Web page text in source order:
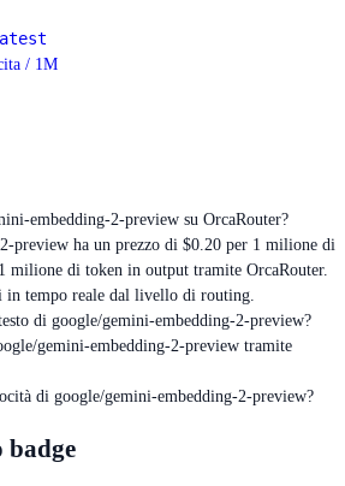
/ 1M
embedding-2-preview su OrcaRouter?
preview ha un prezzo di $0.20 per 1 milione di
milione di token in output tramite OrcaRouter.
in tempo reale dal livello di routing.
di google/gemini-embedding-2-preview?
gemini-embedding-2-preview tramite
di google/gemini-embedding-2-preview?
badge